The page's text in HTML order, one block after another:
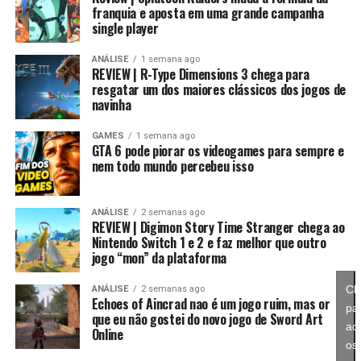
Essa mudança também pode representar um passo
importante para o futuro da franquia. Durante muitos
anos, Splatoon foi visto principalmente como um jogo
competitivo, mas Splatoon Raiders mostra que existe
espaço para expandir esse universo com uma campanha
mais ambiciosa e cheia de conteúdo. Caso a recepção dos
jogadores seja positiva, é bem possível que a Nintendo
continue investindo nesse formato e transforme o modo
história em um dos pilares da série daqui para frente.
No fim das contas, fica a sensação de que Splatoon
Raiders funciona como um grande laboratório para o
futuro da franquia. A Nintendo parece estar testando
novas mecânicas, um mundo mais aberto, sistemas de
progressão e uma campanha muito mais ambiciosa para
entender como os jogadores vão reagir. Se a recepção
for positiva, é bem possível que muitas dessas ideias
franquia e aposta em uma grande campanha
single player
ANÁLISE 1 semana ago
REVIEW | R-Type Dimensions 3 chega para
resgatar um dos maiores clássicos dos jogos de
navinha
GAMES 1 semana ago
GTA 6 pode piorar os videogames para sempre e
nem todo mundo percebeu isso
ANÁLISE 2 semanas ago
REVIEW | Digimon Story Time Stranger chega ao
Nintendo Switch 1 e 2 e faz melhor que outro
jogo “mon” da plataforma
ANÁLISE 2 semanas ago
Echoes of Aincrad nao é um jogo ruim, mas or
que eu não gostei do novo jogo de Sword Art
Online
os